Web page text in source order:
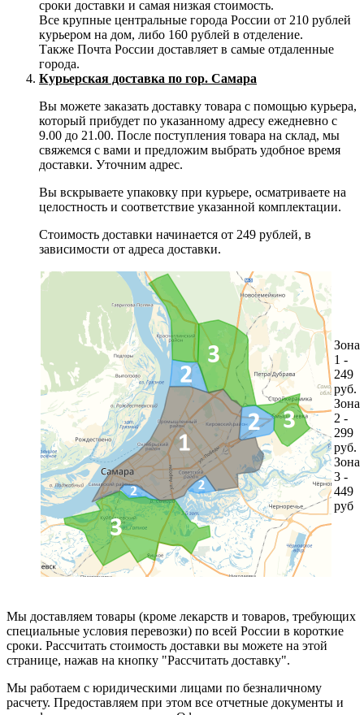
сроки доставки и самая низкая стоимость.
Все крупные центральные города России от 210 рублей
курьером на дом, либо 160 рублей в отделение.
Также Почта России доставляет в самые отдаленные
города.
Курьерская доставка по гор. Самара
Вы можете заказать доставку товара с помощью курьера,
который прибудет по указанному адресу ежедневно с
9.00 до 21.00. После поступления товара на склад, мы
свяжемся с вами и предложим выбрать удобное время
доставки. Уточним адрес.
Вы вскрываете упаковку при курьере, осматриваете на
целостность и соответствие указанной комплектации.
Стоимость доставки начинается от 249 рублей, в
зависимости от адреса доставки.
Зона
1 -
249
руб.
Зона
2 -
299
руб.
Зона
3 -
449
руб
Мы доставляем товары (кроме лекарств и товаров, требующих
специальные условия перевозки) по всей России в короткие
сроки. Рассчитать стоимость доставки вы можете на этой
странице, нажав на кнопку "Рассчитать доставку".
Мы работаем с юридическими лицами по безналичному
расчету. Предоставляем при этом все отчетные документы и